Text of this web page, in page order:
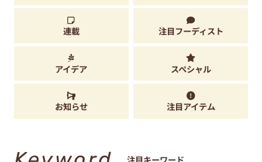
連載 注目フーディスト
アイデア スペシャル
お知らせ 注目アイテム
注目キーワード